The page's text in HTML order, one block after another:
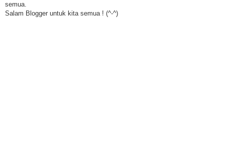
semua.
Salam Blogger untuk kita semua ! (^-^)